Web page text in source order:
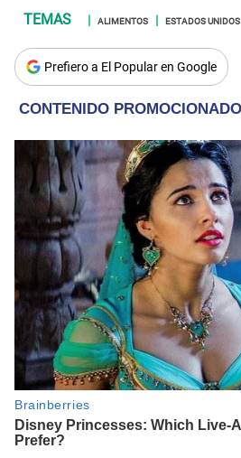
ALIMENTOS ESTADOS UNIDOS
Prefiero a El Popular en Google